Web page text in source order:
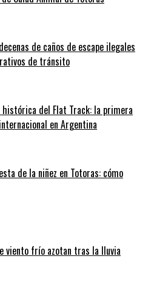
de caños de escape ilegales
de tránsito
histórica del Flat Track: la primera
en Argentina
de la niñez en Totoras: cómo
viento frío azotan tras la lluvia